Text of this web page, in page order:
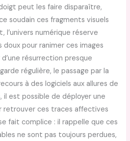
peut les faire disparaître,
soudain ces fragments visuels
l’univers numérique réserve
pour ranimer ces images
résurrection presque
régulière, le passage par la
à des logiciels aux allures de
il est possible de déployer une
retrouver ces traces affectives
fait complice : il rappelle que ces
ne sont pas toujours perdues,